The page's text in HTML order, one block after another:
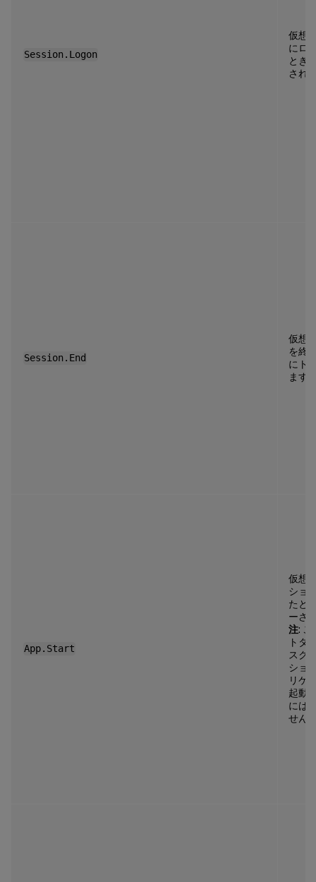
Session.Logon
仮想
にロ
とき
され
Session.End
仮想
を終
にト
ます
App.Start
仮想
ショ
たと
ーさ
注: こ
トタ
スク
ショ
リケ
起動
には
せん